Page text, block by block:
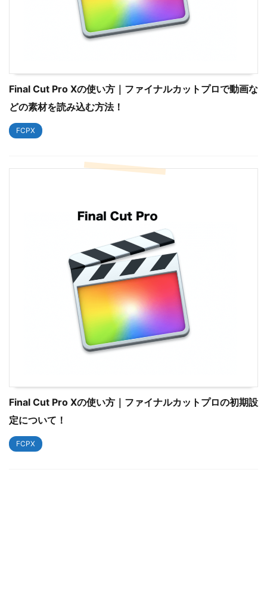
Final Cut Pro Xの使い方｜ファイナルカットプロで動画な
どの素材を読み込む方法！
FCPX
Final Cut Pro Xの使い方｜ファイナルカットプロの初期設
定について！
FCPX